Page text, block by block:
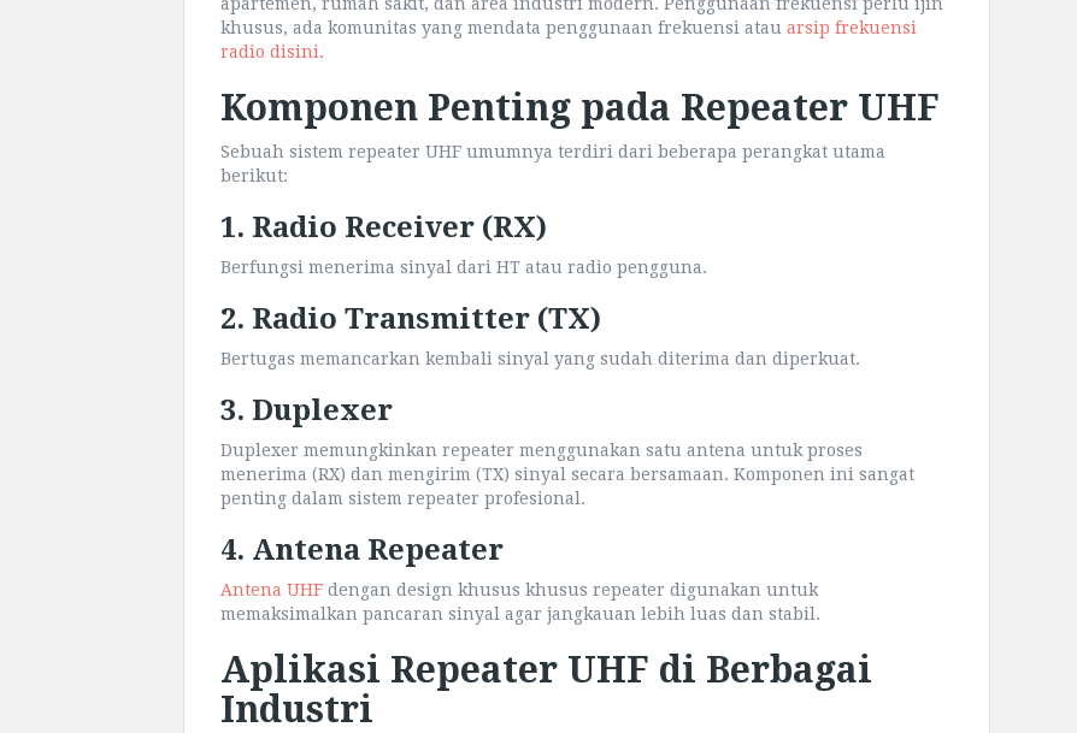
apartemen, rumah sakit, dan area industri modern. Penggunaan frekuensi perlu ijin
khusus, ada komunitas yang mendata penggunaan frekuensi atau arsip frekuensi
radio disini.
Komponen Penting pada Repeater UHF
Sebuah sistem repeater UHF umumnya terdiri dari beberapa perangkat utama
berikut:
1. Radio Receiver (RX)
Berfungsi menerima sinyal dari HT atau radio pengguna.
2. Radio Transmitter (TX)
Bertugas memancarkan kembali sinyal yang sudah diterima dan diperkuat.
3. Duplexer
Duplexer memungkinkan repeater menggunakan satu antena untuk proses
menerima (RX) dan mengirim (TX) sinyal secara bersamaan. Komponen ini sangat
penting dalam sistem repeater profesional.
4. Antena Repeater
Antena UHF dengan design khusus khusus repeater digunakan untuk
memaksimalkan pancaran sinyal agar jangkauan lebih luas dan stabil.
Aplikasi Repeater UHF di Berbagai
Industri